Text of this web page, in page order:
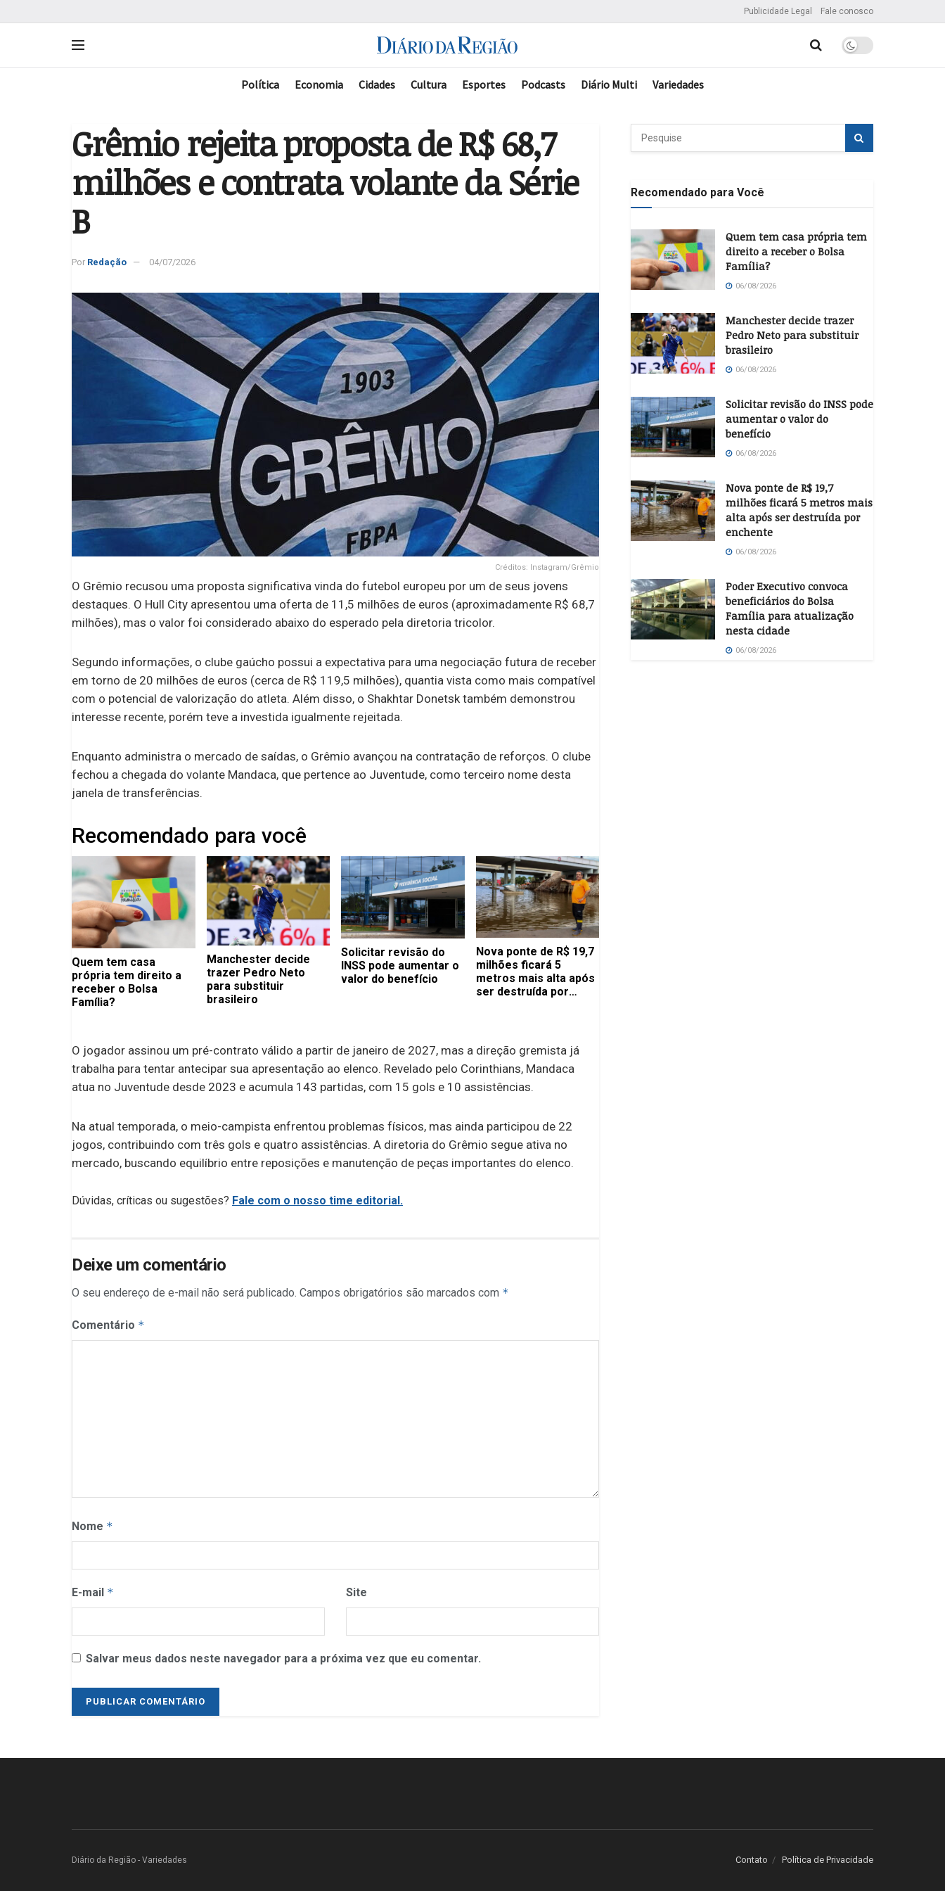
Publicidade Legal Fale conosco
Política Economia Cidades Cultura Esportes Podcasts Diário Multi Variedades
Grêmio rejeita proposta de R$ 68,7
milhões e contrata volante da Série
B
Por Redação 04/07/2026
Créditos: Instagram/Grêmio
O Grêmio recusou uma proposta significativa vinda do futebol europeu por um de seus jovens
destaques. O Hull City apresentou uma oferta de 11,5 milhões de euros (aproximadamente R$ 68,7
milhões), mas o valor foi considerado abaixo do esperado pela diretoria tricolor.
Segundo informações, o clube gaúcho possui a expectativa para uma negociação futura de receber
em torno de 20 milhões de euros (cerca de R$ 119,5 milhões), quantia vista como mais compatível
com o potencial de valorização do atleta. Além disso, o Shakhtar Donetsk também demonstrou
interesse recente, porém teve a investida igualmente rejeitada.
Enquanto administra o mercado de saídas, o Grêmio avançou na contratação de reforços. O clube
fechou a chegada do volante Mandaca, que pertence ao Juventude, como terceiro nome desta
janela de transferências.
Recomendado para você
Quem tem casa
própria tem direito a
receber o Bolsa
Família?
Manchester decide
trazer Pedro Neto
para substituir
brasileiro
Solicitar revisão do
INSS pode aumentar o
valor do benefício
Nova ponte de R$ 19,7
milhões ficará 5
metros mais alta após
ser destruída por
O jogador assinou um pré-contrato válido a partir de janeiro de 2027, mas a direção gremista já
trabalha para tentar antecipar sua apresentação ao elenco. Revelado pelo Corinthians, Mandaca
atua no Juventude desde 2023 e acumula 143 partidas, com 15 gols e 10 assistências.
Na atual temporada, o meio-campista enfrentou problemas físicos, mas ainda participou de 22
jogos, contribuindo com três gols e quatro assistências. A diretoria do Grêmio segue ativa no
mercado, buscando equilíbrio entre reposições e manutenção de peças importantes do elenco.
Dúvidas, críticas ou sugestões? Fale com o nosso time editorial.
Deixe um comentário
O seu endereço de e-mail não será publicado. Campos obrigatórios são marcados com *
Comentário *
Nome *
E-mail * Site
Salvar meus dados neste navegador para a próxima vez que eu comentar.
Recomendado para Você
Quem tem casa própria tem
direito a receber o Bolsa
Família?
06/08/2026
Manchester decide trazer
Pedro Neto para substituir
brasileiro
06/08/2026
Solicitar revisão do INSS pode
aumentar o valor do
benefício
06/08/2026
Nova ponte de R$ 19,7
milhões ficará 5 metros mais
alta após ser destruída por
enchente
06/08/2026
Poder Executivo convoca
beneficiários do Bolsa
Família para atualização
nesta cidade
06/08/2026
Contato Política de Privacidade
Diário da Região - Variedades